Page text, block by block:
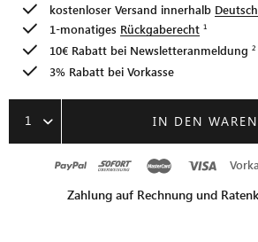
kostenloser Versand innerhalb
1-monatiges Rückgaberecht
10€ Rabatt bei Newsletteranmeldung
3% Rabatt bei Vorkasse
1 IN DEN
Zahlung auf Rechnung und